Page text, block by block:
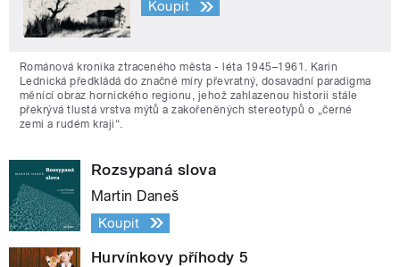
Koupit
Románová kronika ztraceného města - léta 1945–1961. Karin
Lednická předkládá do značné míry převratný, dosavadní paradigma
měnící obraz hornického regionu, jehož zahlazenou historii stále
překrývá tlustá vrstva mýtů a zakořeněných stereotypů o „černé
zemi a rudém kraji“.
Rozsypaná slova
Martin Daneš
Koupit
Hurvínkovy příhody 5